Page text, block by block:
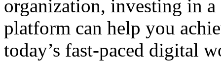
organization, investing in
platform can help you
today’s fast-paced digital